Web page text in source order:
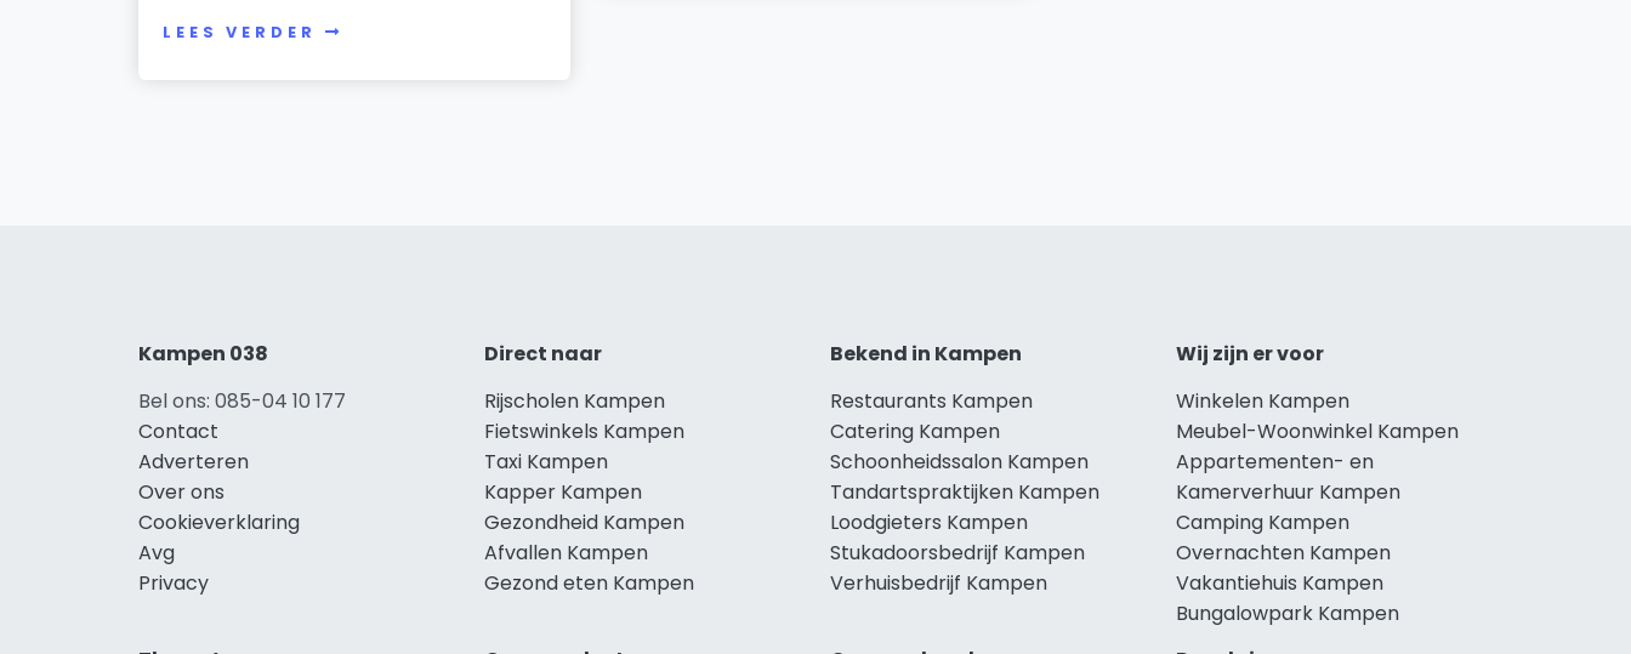
LEES VERDER
Kampen 038
Bel ons: 085-04 10 177
Contact
Adverteren
Over ons
Cookieverklaring
Avg
Privacy
Direct naar
Rijscholen Kampen
Fietswinkels Kampen
Taxi Kampen
Kapper Kampen
Gezondheid Kampen
Afvallen Kampen
Gezond eten Kampen
Bekend in Kampen
Restaurants Kampen
Catering Kampen
Schoonheidssalon Kampen
Tandartspraktijken Kampen
Loodgieters Kampen
Stukadoorsbedrijf Kampen
Verhuisbedrijf Kampen
Wij zijn er voor
Winkelen Kampen
Meubel-Woonwinkel Kampen
Appartementen- en
Kamerverhuur Kampen
Camping Kampen
Overnachten Kampen
Vakantiehuis Kampen
Bungalowpark Kampen